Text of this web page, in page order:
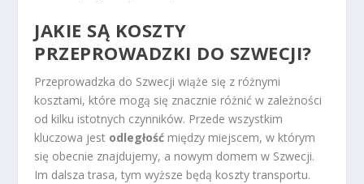
JAKIE SĄ KOSZTY
PRZEPROWADZKI DO SZWECJI?
Przeprowadzka do Szwecji wiąże się z różnymi
kosztami, które mogą się znacznie różnić w zależności
od kilku istotnych czynników. Przede wszystkim
kluczowa jest odległość między miejscem, w którym
się obecnie znajdujemy, a nowym domem w Szwecji.
Im dalsza trasa, tym wyższe będą koszty transportu.